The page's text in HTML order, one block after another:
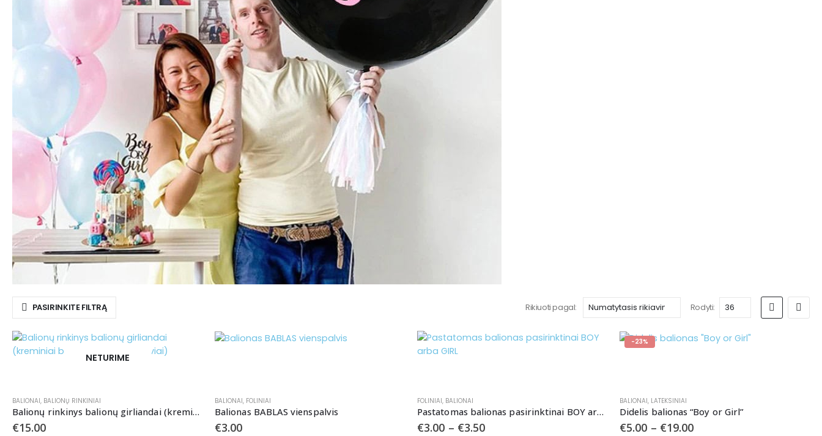
PASIRINKITE FILTRĄ Rikiuoti pagal: Rodyti:
NETURIME
BALIONAI, BALIONŲ RINKINIAI
Balionų rinkinys balionų girliandai (kreminiai balti auksiniai atspalviai)
€15.00
BALIONAI, FOLINIAI
Balionas BABLAS vienspalvis
€3.00
FOLINIAI, BALIONAI
Pastatomas balionas pasirinktinai BOY arba GIRL
€3.00 – €3.50
-23%
BALIONAI, LATEKSINIAI
Didelis balionas “Boy or Girl”
€5.00 – €19.00